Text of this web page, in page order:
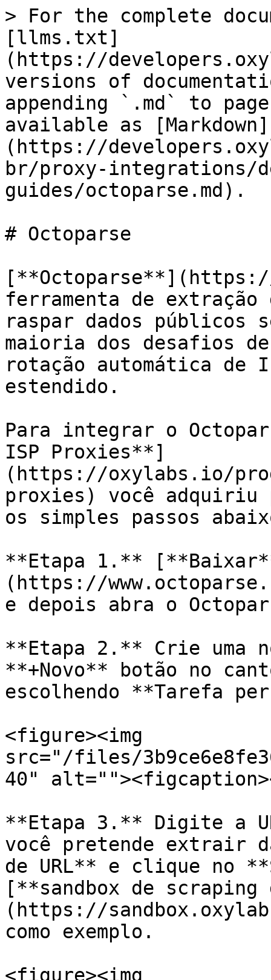
> For the complete
[llms.txt]
(https://
versions of
appending `.md` to
available as [Markdown]
(https://
br/proxy-integrations/
guides/octoparse.md).
# Octoparse
[**Octoparse**](https://
ferramenta de
raspar dados públicos
maioria dos desafios
rotação automática de
estendido.
Para integrar o
ISP Proxies**]
(https://oxylabs.io/
proxies) você adquiriu
os simples passos
**Etapa 1.**
(https://
e depois abra o
**Etapa 2.** Crie uma
**+Novo** botão no
escolhendo **Tarefa
<figure><img
src="/files/
40"
**Etapa 3.** Digite a
você pretende extrair
de URL** e clique no
[**sandbox de scraping
(https://
como exemplo.
<figure><img